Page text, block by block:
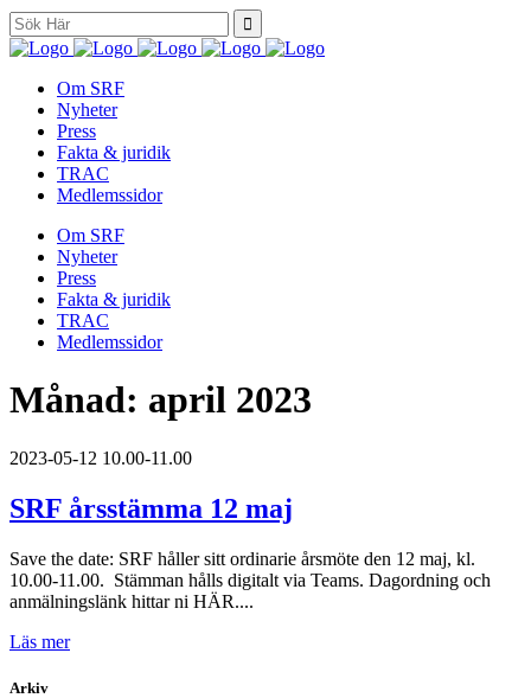
Search
for:
Om SRF
Nyheter
Press
Fakta & juridik
TRAC
Medlemssidor
Om SRF
Nyheter
Press
Fakta & juridik
TRAC
Medlemssidor
Månad: april 2023
2023-05-12 10.00-11.00
SRF årsstämma 12 maj
Save the date: SRF håller sitt ordinarie årsmöte den 12 maj, kl.
10.00-11.00. Stämman hålls digitalt via Teams. Dagordning och
anmälningslänk hittar ni HÄR....
Läs mer
Arkiv